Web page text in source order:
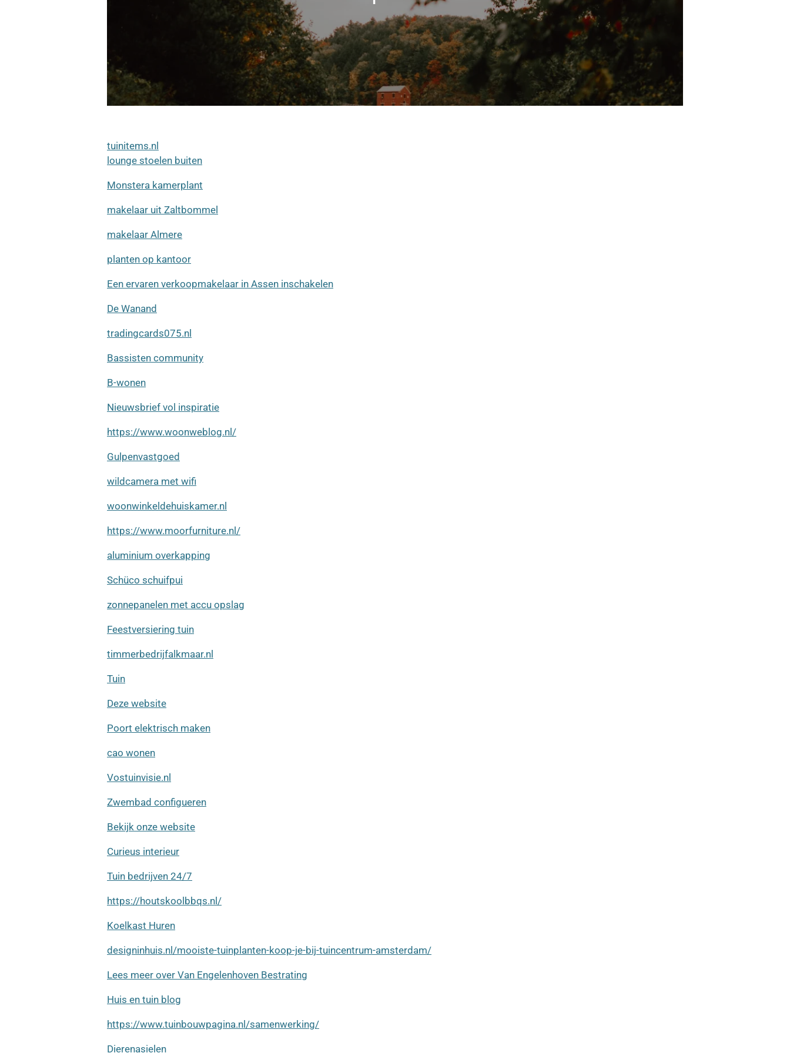
tuinitems.nl
lounge stoelen buiten
Monstera kamerplant
makelaar uit Zaltbommel
makelaar Almere
planten op kantoor
Een ervaren verkoopmakelaar in Assen inschakelen
De Wanand
tradingcards075.nl
Bassisten community
B-wonen
Nieuwsbrief vol inspiratie
https://www.woonweblog.nl/
Gulpenvastgoed
wildcamera met wifi
woonwinkeldehuiskamer.nl
https://www.moorfurniture.nl/
aluminium overkapping
Schüco schuifpui
zonnepanelen met accu opslag
Feestversiering tuin
timmerbedrijfalkmaar.nl
Tuin
Deze website
Poort elektrisch maken
cao wonen
Vostuinvisie.nl
Zwembad configueren
Bekijk onze website
Curieus interieur
Tuin bedrijven 24/7
https://houtskoolbbqs.nl/
Koelkast Huren
designinhuis.nl/mooiste-tuinplanten-koop-je-bij-tuincentrum-amsterdam/
Lees meer over Van Engelenhoven Bestrating
Huis en tuin blog
https://www.tuinbouwpagina.nl/samenwerking/
Dierenasielen